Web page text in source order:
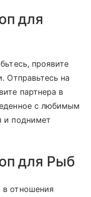
для
проявите
Отправьтесь на
партнера в
с любимым
и поднимет
для Рыб
в отношения